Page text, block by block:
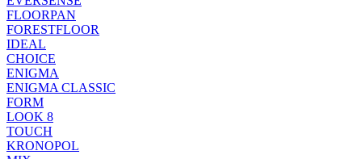
FLOORPAN
FORESTFLOOR
IDEAL
CHOICE
ENIGMA
ENIGMA CLASSIC
FORM
LOOK 8
TOUCH
KRONOPOL